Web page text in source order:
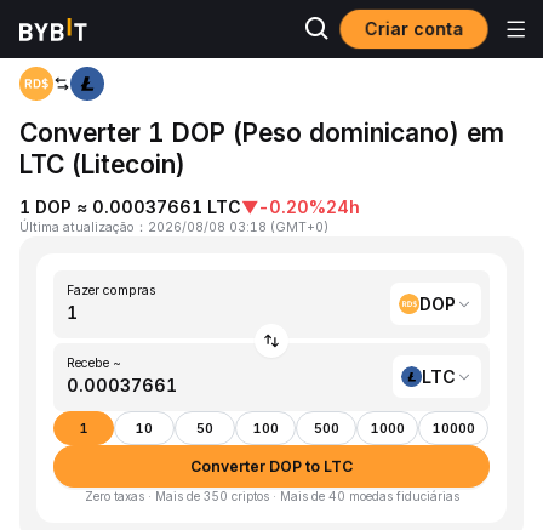
Criar conta
Página inicial
Converter 1 DOP (Peso dominicano) em
LTC (Litecoin)
1 DOP ≈ 0.00037661 LTC▼-0.20%24h
Última atualização ： 2026/08/08 03:18 (GMT+0)
Fazer compras
DOP
Recebe ~
LTC
1 10 50 100 500 1000 10000
Converter DOP to LTC
Zero taxas · Mais de 350 criptos · Mais de 40 moedas fiduciárias